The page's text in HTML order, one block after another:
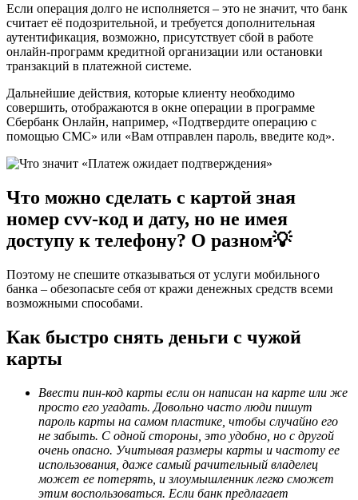
Если операция долго не исполняется – это не значит, что банк
считает её подозрительной, и требуется дополнительная
аутентификация, возможно, присутствует сбой в работе
онлайн-программ кредитной организации или остановки
транзакций в платежной системе.
Дальнейшие действия, которые клиенту необходимо
совершить, отображаются в окне операции в программе
Сбербанк Онлайн, например, «Подтвердите операцию с
помощью СМС» или «Вам отправлен пароль, введите код».
Что можно сделать с картой зная
номер cvv-код и дату, но не имея
доступу к телефону? О разном💡
Поэтому не спешите отказываться от услуги мобильного
банка – обезопасьте себя от кражи денежных средств всеми
возможными способами.
Как быстро снять деньги с чужой
карты
Ввести пин-код карты если он написан на карте или же
просто его угадать. Довольно часто люди пишут
пароль карты на самом пластике, чтобы случайно его
не забыть. С одной стороны, это удобно, но с другой
очень опасно. Учитывая размеры карты и частоту ее
использования, даже самый рачительный владелец
может ее потерять, и злоумышленник легко сможет
этим воспользоваться. Если банк предлагает